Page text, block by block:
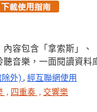
容包含「拿索斯」
音樂，一面閱讀資
除外) , 經互聯網使用
, 四重奏 , 交響樂